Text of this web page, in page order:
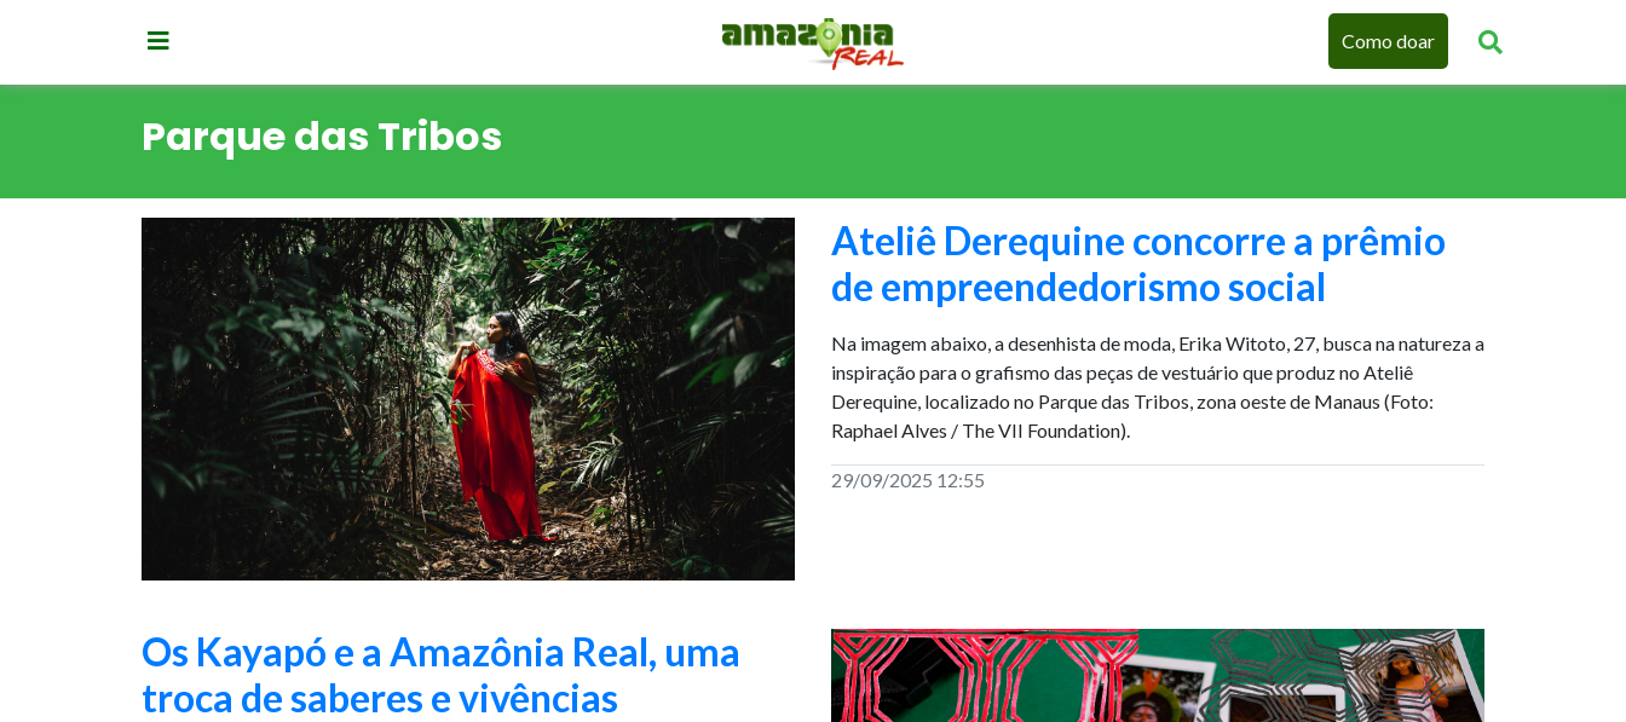
Como doar
Parque das Tribos
Ateliê Derequine concorre a prêmio
de empreendedorismo social
Na imagem abaixo, a desenhista de moda, Erika Witoto, 27, busca na natureza a
inspiração para o grafismo das peças de vestuário que produz no Ateliê
Derequine, localizado no Parque das Tribos, zona oeste de Manaus (Foto:
Raphael Alves / The VII Foundation).
29/09/2025 12:55
Os Kayapó e a Amazônia Real, uma
troca de saberes e vivências